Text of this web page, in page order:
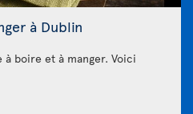
à Dublin
boire et à manger. Voici